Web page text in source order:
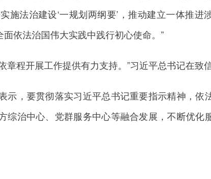
法治建设‘一规划两纲要’，推动建立一体推进
依法治国伟大实践中践行初心使命。”
开展工作提供有力支持。”习近平总书记在致信
，要贯彻落实习近平总书记重要指示精神，依
综治中心、党群服务中心等融合发展，不断优化